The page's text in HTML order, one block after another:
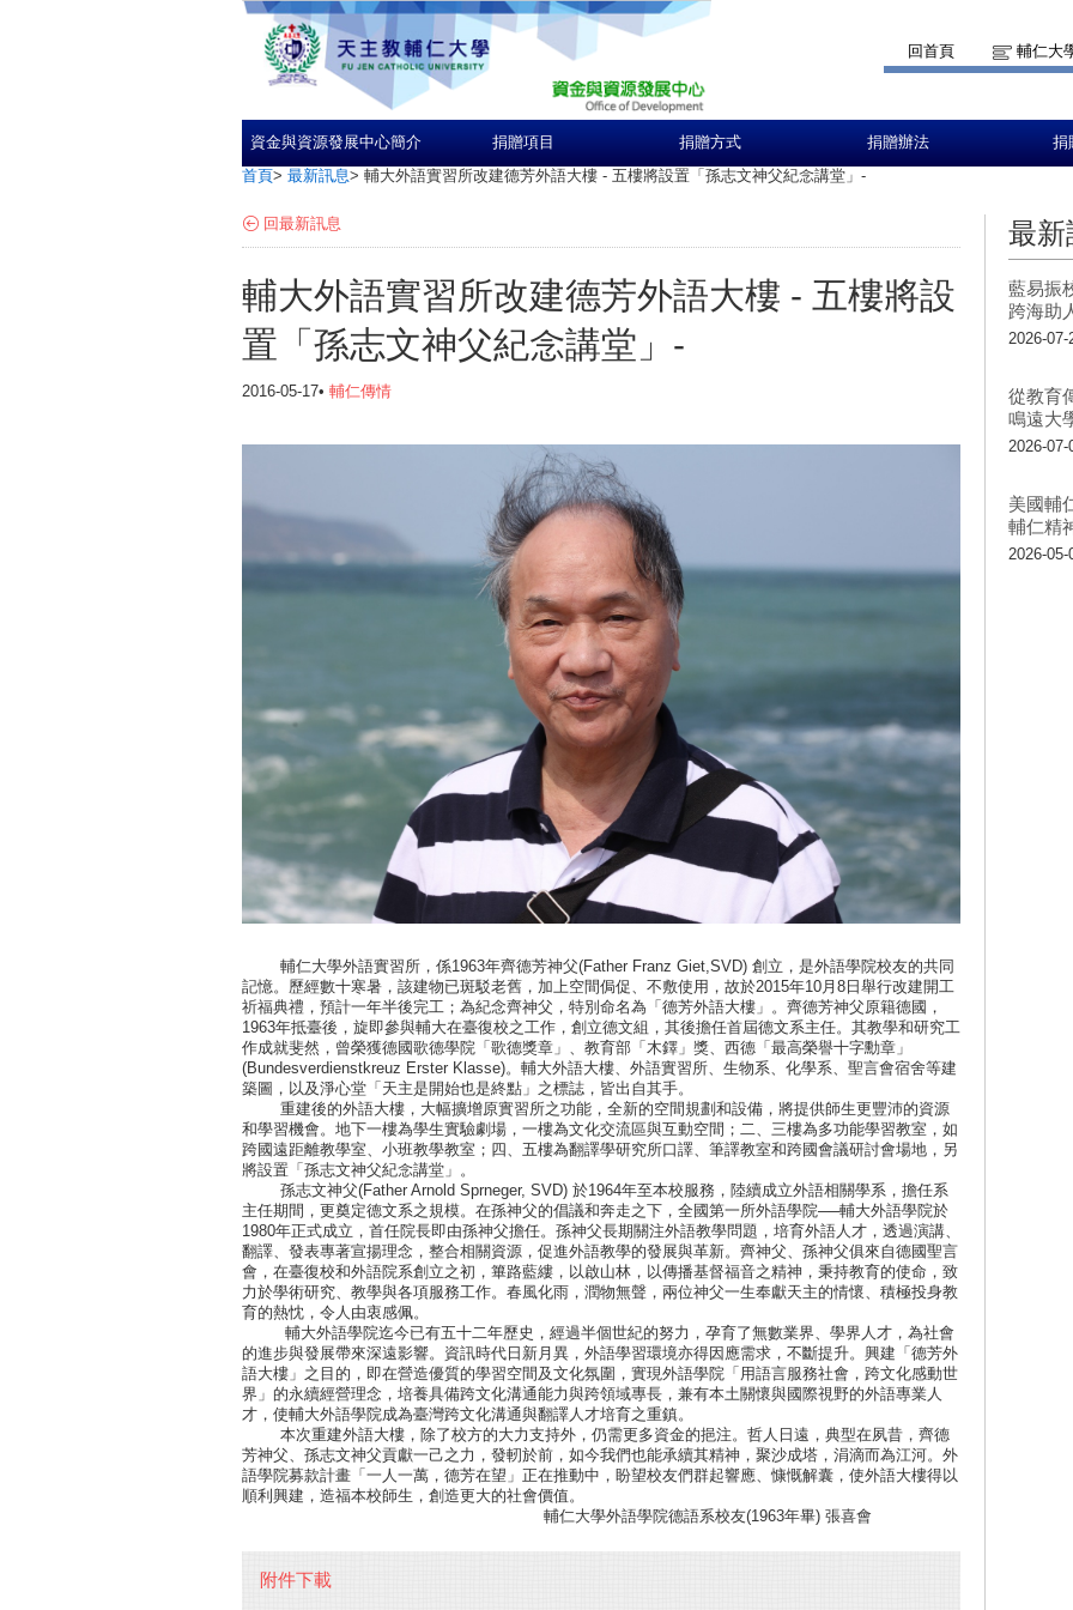
回首頁 輔仁大
資金與資源發展中心簡介 捐贈項目 捐贈方式 捐贈辦法 捐
首頁> 最新訊息> 輔大外語實習所改建德芳外語大樓 - 五樓將設置「孫志文神父紀念講堂」-
回最新訊息
輔大外語實習所改建德芳外語大樓 - 五樓將設
置「孫志文神父紀念講堂」-
2016-05-17• 輔仁傳情
輔仁大學外語實習所，係1963年齊德芳神父(Father Franz Giet,SVD) 創立，是外語學院校友的共同
記憶。歷經數十寒暑，該建物已斑駁老舊，加上空間侷促、不敷使用，故於2015年10月8日舉行改建開工
祈福典禮，預計一年半後完工；為紀念齊神父，特別命名為「德芳外語大樓」。齊德芳神父原籍德國，
1963年抵臺後，旋即參與輔大在臺復校之工作，創立德文組，其後擔任首屆德文系主任。其教學和研究工
作成就斐然，曾榮獲德國歌德學院「歌德獎章」、教育部「木鐸」獎、西德「最高榮譽十字勳章」
(Bundesverdienstkreuz Erster Klasse)。輔大外語大樓、外語實習所、生物系、化學系、聖言會宿舍等建
築圖，以及淨心堂「天主是開始也是終點」之標誌，皆出自其手。
重建後的外語大樓，大幅擴增原實習所之功能，全新的空間規劃和設備，將提供師生更豐沛的資源
和學習機會。地下一樓為學生實驗劇場，一樓為文化交流區與互動空間；二、三樓為多功能學習教室，如
跨國遠距離教學室、小班教學教室；四、五樓為翻譯學研究所口譯、筆譯教室和跨國會議研討會場地，另
將設置「孫志文神父紀念講堂」。
孫志文神父(Father Arnold Sprneger, SVD) 於1964年至本校服務，陸續成立外語相關學系，擔任系
主任期間，更奠定德文系之規模。在孫神父的倡議和奔走之下，全國第一所外語學院──輔大外語學院於
1980年正式成立，首任院長即由孫神父擔任。孫神父長期關注外語教學問題，培育外語人才，透過演講、
翻譯、發表專著宣揚理念，整合相關資源，促進外語教學的發展與革新。齊神父、孫神父俱來自德國聖言
會，在臺復校和外語院系創立之初，篳路藍縷，以啟山林，以傳播基督福音之精神，秉持教育的使命，致
力於學術研究、教學與各項服務工作。春風化雨，潤物無聲，兩位神父一生奉獻天主的情懷、積極投身教
育的熱忱，令人由衷感佩。
輔大外語學院迄今已有五十二年歷史，經過半個世紀的努力，孕育了無數業界、學界人才，為社會
的進步與發展帶來深遠影響。資訊時代日新月異，外語學習環境亦得因應需求，不斷提升。興建「德芳外
語大樓」之目的，即在營造優質的學習空間及文化氛圍，實現外語學院「用語言服務社會，跨文化感動世
界」的永續經營理念，培養具備跨文化溝通能力與跨領域專長，兼有本土關懷與國際視野的外語專業人
才，使輔大外語學院成為臺灣跨文化溝通與翻譯人才培育之重鎮。
本次重建外語大樓，除了校方的大力支持外，仍需更多資金的挹注。哲人日遠，典型在夙昔，齊德
芳神父、孫志文神父貢獻一己之力，發軔於前，如今我們也能承續其精神，聚沙成塔，涓滴而為江河。外
語學院募款計畫「一人一萬，德芳在望」正在推動中，盼望校友們群起響應、慷慨解囊，使外語大樓得以
順利興建，造福本校師生，創造更大的社會價值。
輔仁大學外語學院德語系校友(1963年畢) 張喜會
附件下載
最新
藍易振
跨海助
2026-07-
從教育
鳴遠大
2026-07-
美國輔
輔仁精
2026-05-